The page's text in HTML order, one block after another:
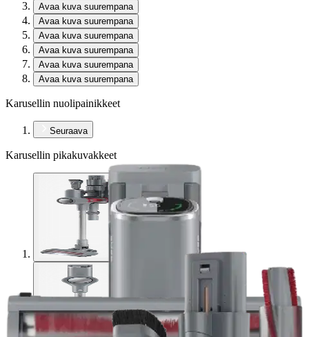
Avaa kuva suurempana
Avaa kuva suurempana
Avaa kuva suurempana
Avaa kuva suurempana
Avaa kuva suurempana
Avaa kuva suurempana
Karusellin nuolipainikkeet
Seuraava
Karusellin pikakuvakkeet